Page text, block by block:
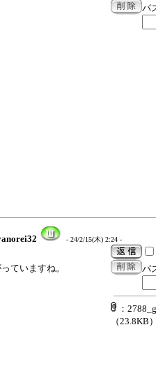
パ
- 24/2/15(木) 2:24 -
ていますね。
パ
：
（23.8KB）